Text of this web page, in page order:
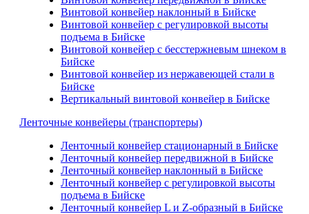
Винтовой конвейер наклонный в Бийске
Винтовой конвейер с регулировкой высоты
подъема в Бийске
Винтовой конвейер с бесстержневым шнеком в
Бийске
Винтовой конвейер из нержавеющей стали в
Бийске
Вертикальный винтовой конвейер в Бийске
Ленточные конвейеры (транспортеры)
Ленточный конвейер стационарный в Бийске
Ленточный конвейер передвижной в Бийске
Ленточный конвейер наклонный в Бийске
Ленточный конвейер с регулировкой высоты
подъема в Бийске
Ленточный конвейер L и Z-образный в Бийске